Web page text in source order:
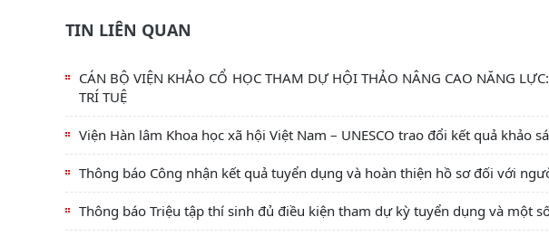
TIN LIÊN QUAN
CÁN BỘ VIỆN KHẢO CỔ HỌC THAM DỰ HỘI THẢO NÂNG CAO NĂNG
TRÍ TUỆ
Viện Hàn lâm Khoa học xã hội Việt Nam – UNESCO trao đổi kết quả khảo
Thông báo Công nhận kết quả tuyển dụng và hoàn thiện hồ sơ đối với
Thông báo Triệu tập thí sinh đủ điều kiện tham dự kỳ tuyển dụng và một